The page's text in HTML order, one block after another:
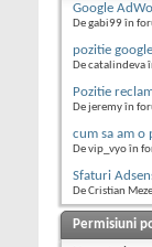
Google
De gabi99 în
pozitie
De catalindeva
Pozitie
De jeremy în
cum sa am o
De vip_vyo în
Sfaturi
De Cristian
Permisiuni